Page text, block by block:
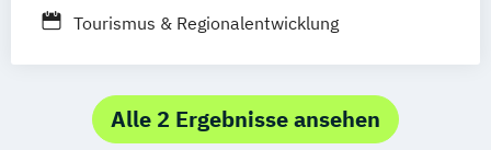
Tourismus & Regionalentwicklung
Alle 2 Ergebnisse ansehen